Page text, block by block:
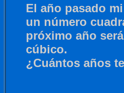
El año pasado
un número
próximo año
cúbico.
¿Cuántos años